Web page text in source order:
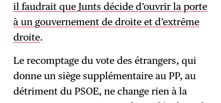
il faudrait que Junts décide d’ouvrir la porte
à un gouvernement de droite et d’extrême
droite.
Le recomptage du vote des étrangers, qui
donne un siège supplémentaire au PP, au
détriment du PSOE, ne change rien à la